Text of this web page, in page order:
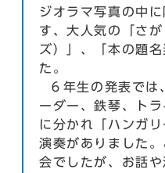
ジオラマ写真の中
す、大人気の「さ
ズ）」、「本の題
た。
６年生の発表では
ーダー、鉄琴、ト
に分かれ「ハンガ
演奏がありました
会でしたが、お話